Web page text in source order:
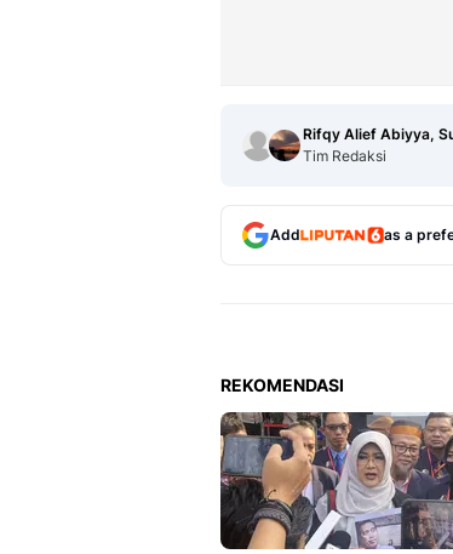
Rifqy Alief Abiyya,
Tim Redaksi
Add as a
REKOMENDASI